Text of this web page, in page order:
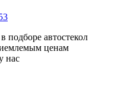
автостекол
ценам
нас